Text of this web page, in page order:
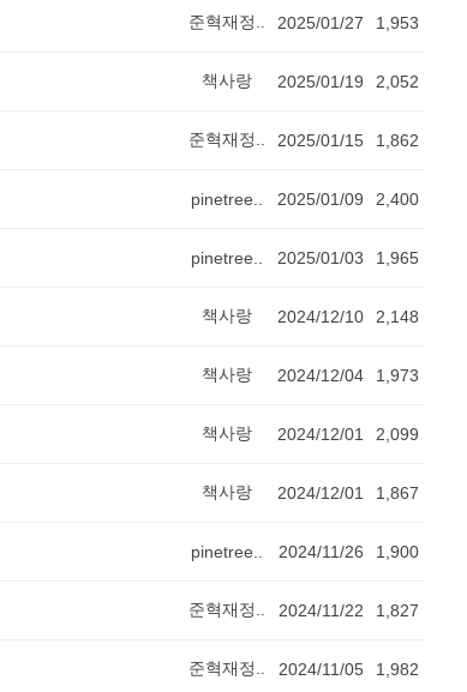
준혁재정.. 2025/01/27 1,953
책사랑 2025/01/19 2,052
준혁재정.. 2025/01/15 1,862
pinetree.. 2025/01/09 2,400
pinetree.. 2025/01/03 1,965
책사랑 2024/12/10 2,148
책사랑 2024/12/04 1,973
책사랑 2024/12/01 2,099
책사랑 2024/12/01 1,867
pinetree.. 2024/11/26 1,900
준혁재정.. 2024/11/22 1,827
준혁재정.. 2024/11/05 1,982